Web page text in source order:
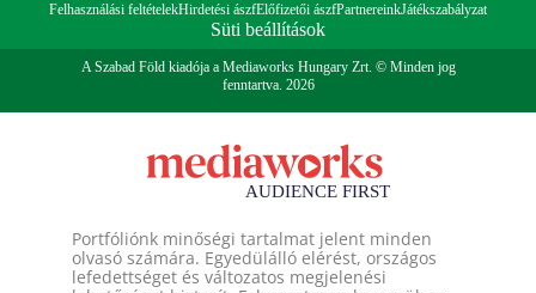
Felhasználási feltételekHirdetési ászfElőfizetői ászfPartnereinkJátékszabályzat
Süti beállítások
A Szabad Föld kiadója a Mediaworks Hungary Zrt. © Minden jog
fenntartva. 2026
Portfóliónk minőségi tartalmat jelent minden
olvasó számára. Egyedülálló elérést, országos
lefedettséget és változatos megjelenési